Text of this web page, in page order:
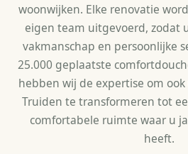
woonwijken. Elke renovatie
eigen team uitgevoerd, zodat
vakmanschap en persoonlijke
25.000 geplaatste
hebben wij de expertise om
Truiden te transformeren tot
comfortabele ruimte waar u
heeft.